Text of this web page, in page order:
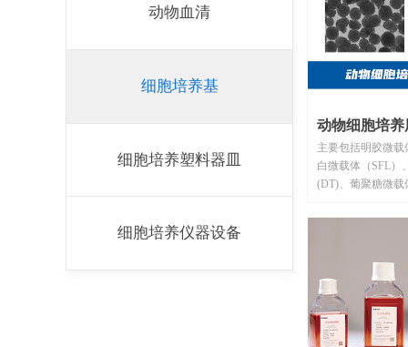
动物细胞培养
主要包括明胶微
白微载体（SFL）
(DT)、葡聚糖微
动物血清
细胞培养基
细胞培养塑料器皿
细胞培养仪器设备